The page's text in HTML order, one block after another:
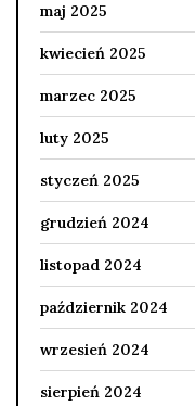
maj 2025
kwiecień 2025
marzec 2025
luty 2025
styczeń 2025
grudzień 2024
listopad 2024
październik 2024
wrzesień 2024
sierpień 2024